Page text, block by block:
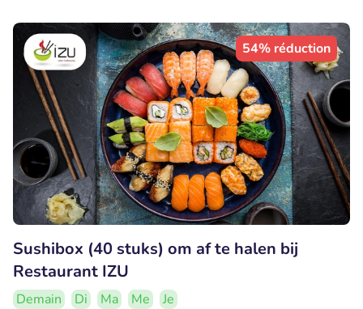
54% réduction
Sushibox (40 stuks) om af te halen bij
Restaurant IZU
Demain Di Ma Me
Je